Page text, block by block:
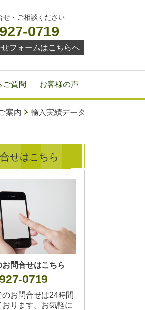
せ・ご相談ください
0719
せフォームはこちらへ
ご質問 お客様の声
案内 輸入実績データ
せはこちら
お問合せはこちら
0719
のお問合せは24時間
おります。お気軽に